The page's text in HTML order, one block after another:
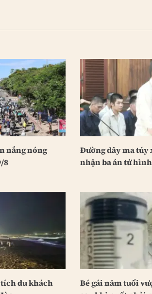
nắng nóng
8
Đường dây ma túy
nhận ba án tử hình
du khách
Bé gái năm tuổi